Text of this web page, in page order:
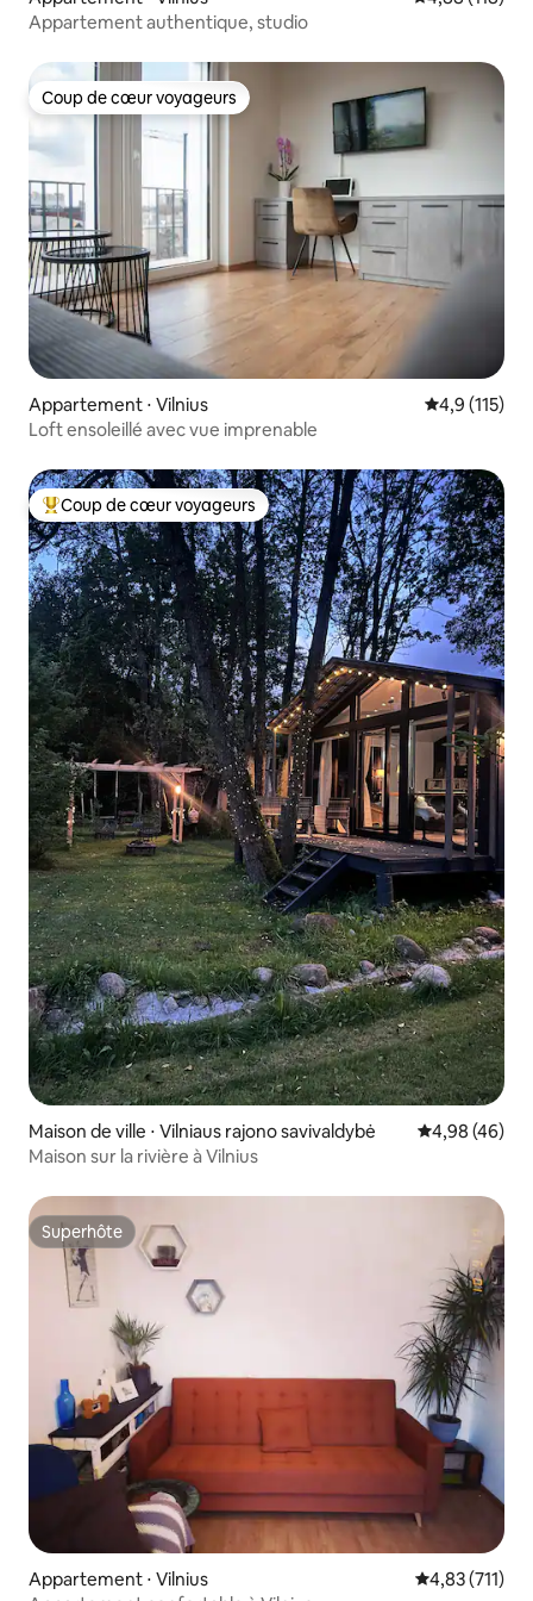
Appartement authentique, studio
Coup de cœur voyageurs
Coup de cœur voyageurs
Appartement ⋅ Vilnius Évaluation
4,9 (115)
Loft ensoleillé avec vue imprenable
Coups de cœur voyageurs les plus appréciés
Coup de cœur voyageurs
Maison de ville ⋅ Vilniaus rajono savivaldybė Évaluation
4,98 (46)
Maison sur la rivière à Vilnius
Superhôte
Superhôte
Appartement ⋅ Vilnius Évaluation
4,83 (711)